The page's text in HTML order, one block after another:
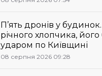
П’ять дронів у
річного хлопчика,
ударом по Київщині
08 серпня 2026 09:28